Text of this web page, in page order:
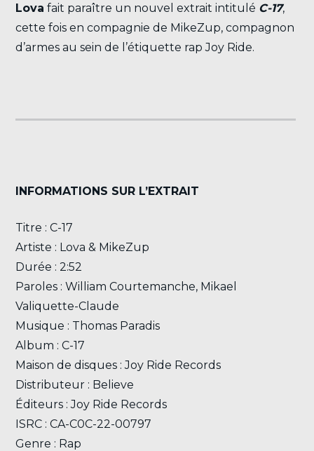
Lova fait paraître un nouvel extrait intitulé C-17,
cette fois en compagnie de MikeZup, compagnon
d’armes au sein de l’étiquette rap Joy Ride.
INFORMATIONS SUR L’EXTRAIT
Titre : C-17
Artiste : Lova & MikeZup
Durée : 2:52
Paroles : William Courtemanche, Mikael
Valiquette-Claude
Musique : Thomas Paradis
Album : C-17
Maison de disques : Joy Ride Records
Distributeur : Believe
Éditeurs : Joy Ride Records
ISRC : CA-C0C-22-00797
Genre : Rap